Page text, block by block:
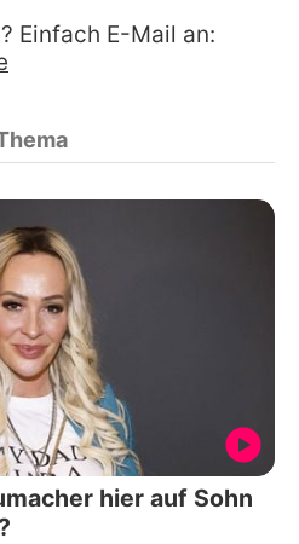
Einfach E-Mail an:
hier auf Sohn